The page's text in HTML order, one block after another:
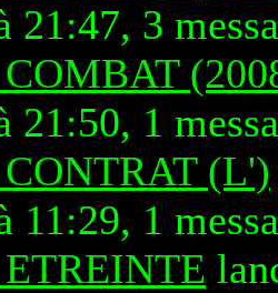
21:47, 3
21:50, 1
(L')
11:29, 1